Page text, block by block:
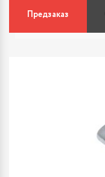
Предзаказ